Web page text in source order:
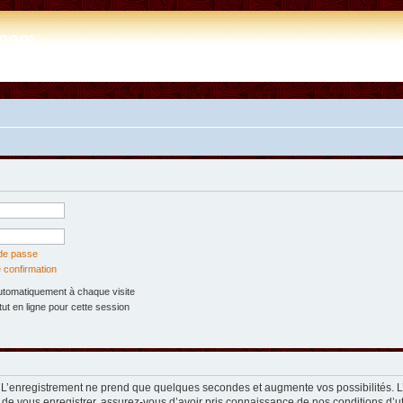
passe
confirmation
à chaque visite
en ligne pour cette session
ne prend que quelques secondes et augmente vos